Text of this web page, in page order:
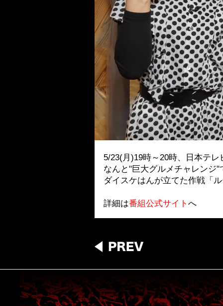
5/23(月)19時～20時、日本テ
なんと"巨大グルメチャレンジ
ダイスケはんが立てた作戦「
詳細は番組公式サイト へ